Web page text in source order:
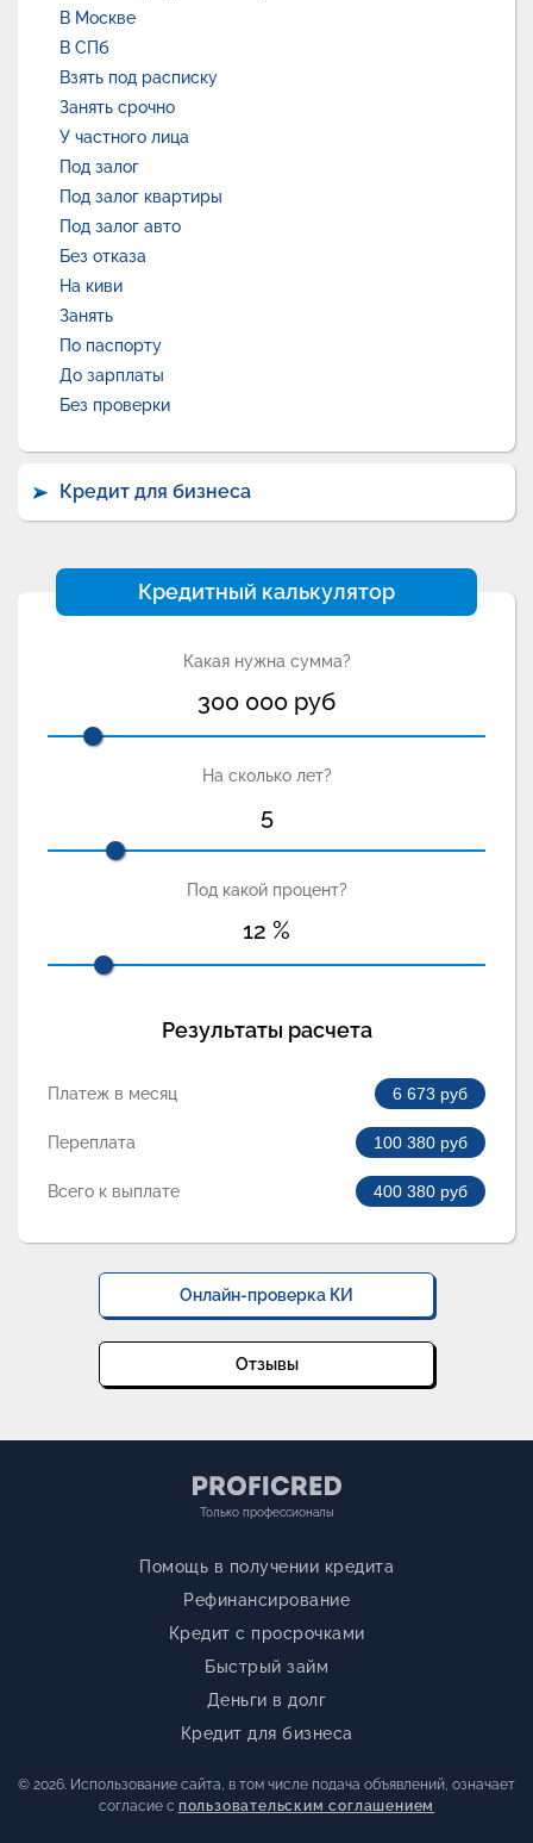
В Москве
В СПб
Взять под расписку
Занять срочно
У частного лица
Под залог
Под залог квартиры
Под залог авто
Без отказа
На киви
Занять
По паспорту
До зарплаты
Без проверки
Кредит для бизнеса
Кредитный калькулятор
Какая нужна сумма?
300 000 руб
На сколько лет?
5
Под какой процент?
12 %
Результаты расчета
Платеж в месяц 6 673 руб
Переплата 100 380 руб
Всего к выплате 400 380 руб
Онлайн-проверка КИ
Отзывы
Только профессионалы
Помощь в получении кредита
Рефинансирование
Кредит с просрочками
Быстрый займ
Деньги в долг
Кредит для бизнеса
© 2026. Использование сайта, в том числе подача объявлений, означает
согласие с пользовательским соглашением